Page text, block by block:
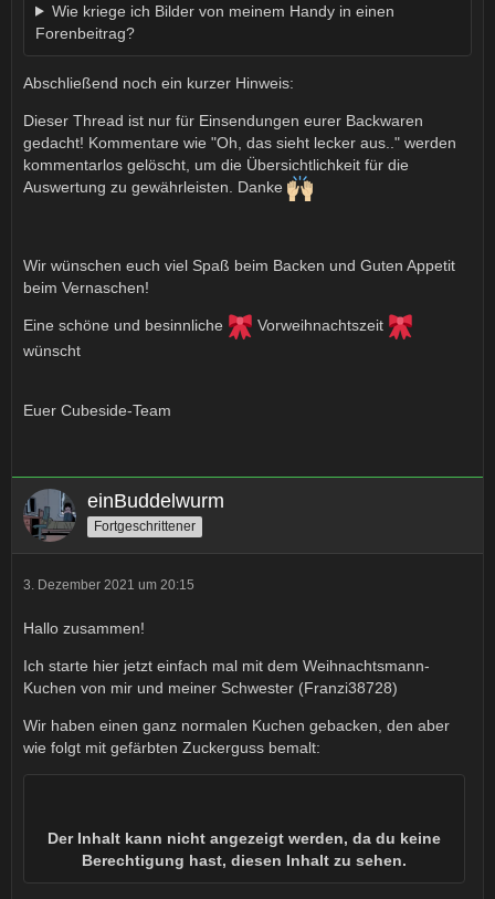
Wie kriege ich Bilder von meinem Handy in einen
Forenbeitrag?
Abschließend noch ein kurzer Hinweis:
Dieser Thread ist nur für Einsendungen eurer Backwaren
gedacht! Kommentare wie "Oh, das sieht lecker aus.." werden
kommentarlos gelöscht, um die Übersichtlichkeit für die
Auswertung zu gewährleisten. Danke
Wir wünschen euch viel Spaß beim Backen und Guten Appetit
beim Vernaschen!
Eine schöne und besinnliche
Vorweihnachtszeit
wünscht
Euer Cubeside-Team
einBuddelwurm
Fortgeschrittener
3. Dezember 2021 um 20:15
Hallo zusammen!
Ich starte hier jetzt einfach mal mit dem Weihnachtsmann-
Kuchen von mir und meiner Schwester (Franzi38728)
Wir haben einen ganz normalen Kuchen gebacken, den aber
wie folgt mit gefärbten Zuckerguss bemalt:
Der Inhalt kann nicht angezeigt werden, da du keine
Berechtigung hast, diesen Inhalt zu sehen.